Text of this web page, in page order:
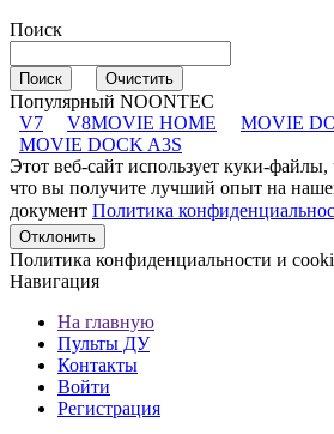
Поиск
Популярный NOONTEC
V7
V8MOVIE HOME
MOVIE
MOVIE DOCK A3S
Этот веб-сайт использует куки-файлы,
что вы получите лучший опыт на
документ Политика
Отклонить
Политика конфиденциальности и
Навигация
На главную
Пульты ДУ
Контакты
Войти
Регистрация